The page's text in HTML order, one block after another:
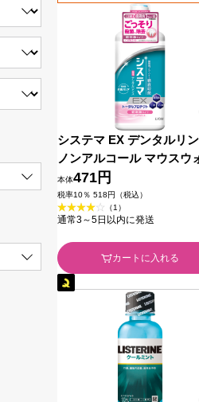
システマ EX デンタルリ
ノンアルコール マウスウ
シュ ４５０ｍｌ ライオン (
薬部外品)
本体471円
税率10％ 518円（税込）
（1）
通常3～5日以内に発送
カートに入れる